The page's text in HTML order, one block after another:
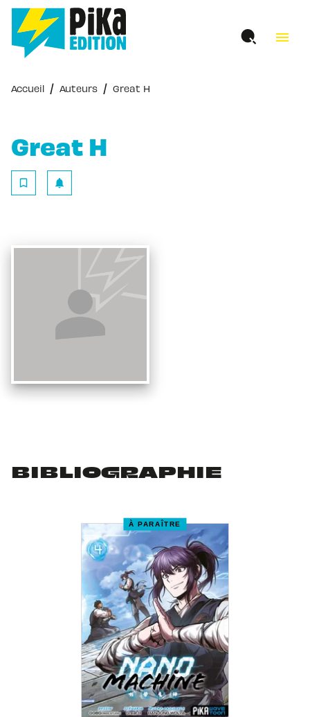
MENU RECHERCHE
PIED DE PAGE
menu
Accueil / Auteurs / Great H
Great H
bookmark_border notifications
BIBLIOGRAPHIE
À PARAÎTRE